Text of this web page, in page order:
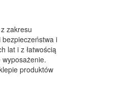
zakresu
i
lat i z łatwością
produktów